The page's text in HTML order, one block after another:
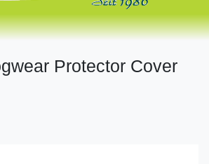
Protector Cover